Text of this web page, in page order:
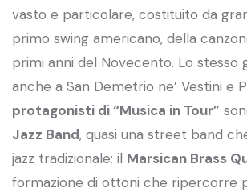
vasto e particolare, costituito da
primo swing americano, della
primi anni del Novecento. Lo stesso
anche a San Demetrio ne’ Vestini e
protagonisti di “Musica in Tour”
Jazz Band, quasi una street band
jazz tradizionale; il Marsican Brass
formazione di ottoni che ripercorre